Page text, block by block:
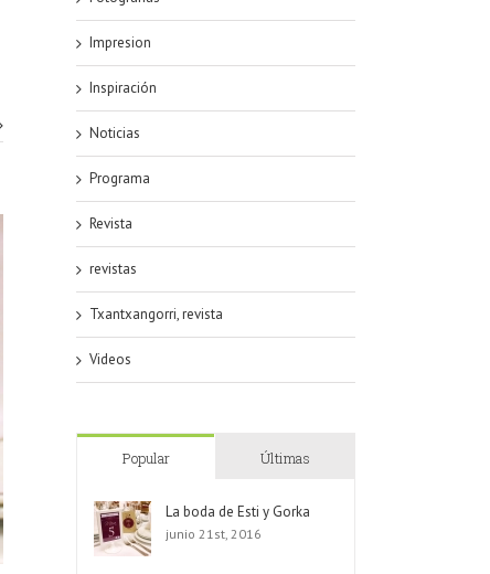
Impresion
Inspiración
Noticias
Programa
Revista
revistas
Txantxangorri, revista
Videos
Popular Últimas
La boda de Esti y Gorka
junio 21st, 2016